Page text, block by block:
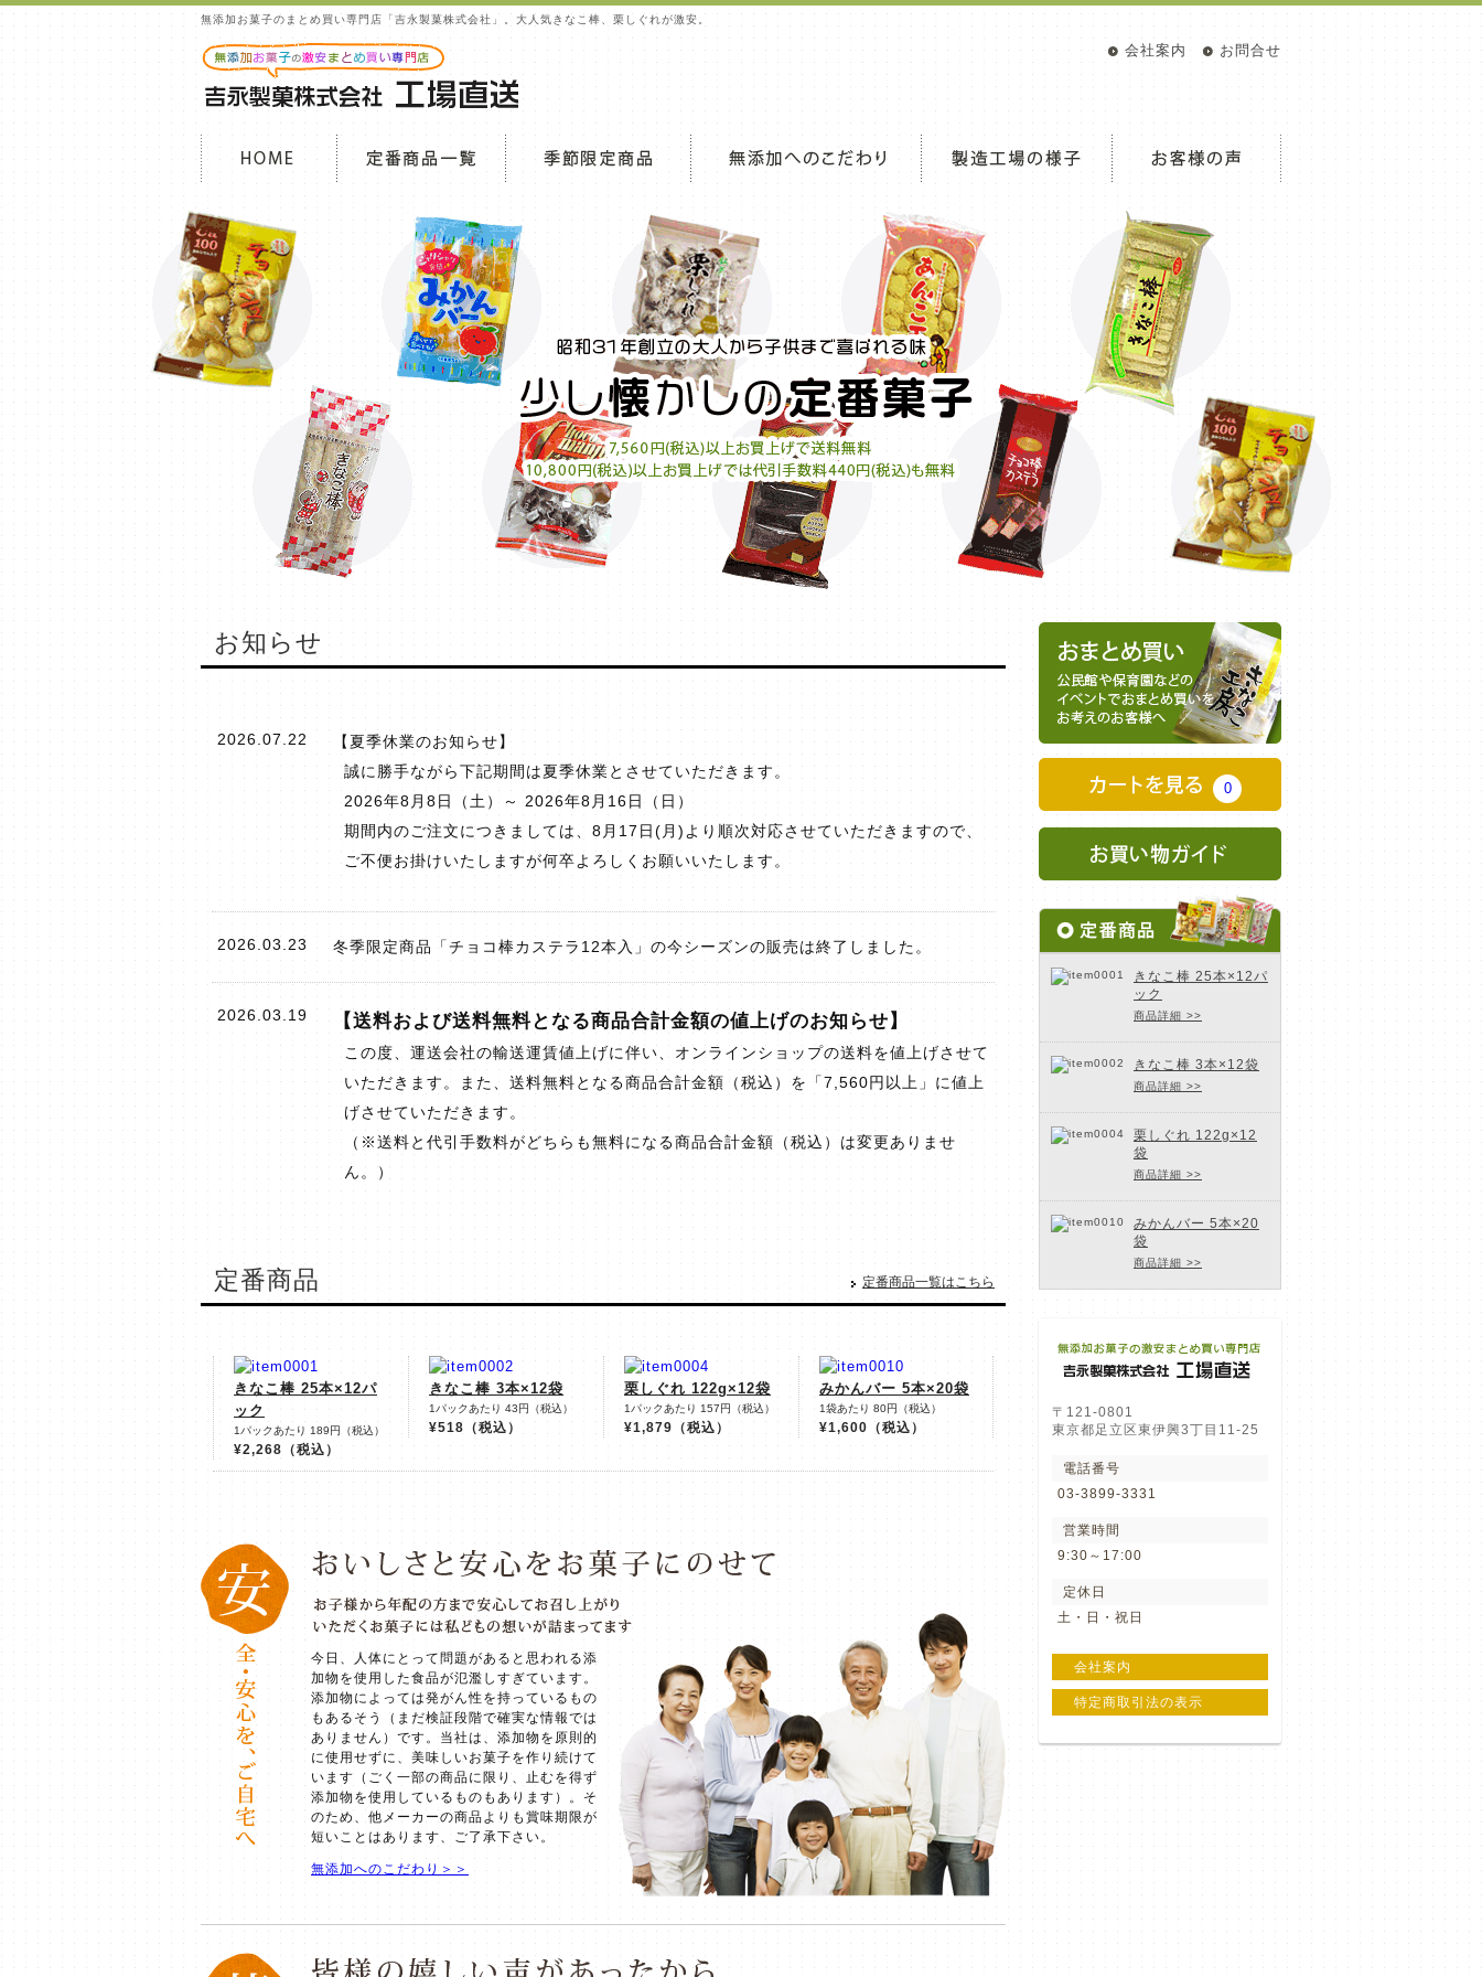
無添加お菓子のまとめ買い専門店「吉永製菓株式会社」。大人気きなこ棒、栗しぐれが激安。
会社案内 お問合せ
お知らせ
2026.07.22
【夏季休業のお知らせ】
誠に勝手ながら下記期間は夏季休業とさせていただきます。
2026年8月8日（土）～ 2026年8月16日（日）
期間内のご注文につきましては、8月17日(月)より順次対応させていただきますので、
ご不便お掛けいたしますが何卒よろしくお願いいたします。
2026.03.23 冬季限定商品「チョコ棒カステラ12本入」の今シーズンの販売は終了しました。
2026.03.19 【送料および送料無料となる商品合計金額の値上げのお知らせ】
この度、運送会社の輸送運賃値上げに伴い、オンラインショップの送料を値上げさせて
いただきます。また、送料無料となる商品合計金額（税込）を「7,560円以上」に値上
げさせていただきます。
（※送料と代引手数料がどちらも無料になる商品合計金額（税込）は変更ありませ
ん。）
定番商品 定番商品一覧はこちら
きなこ棒 25本×12パ
ック
1パックあたり 189円（税込）
¥2,268 （税込）
きなこ棒 3本×12袋
1パックあたり 43円（税込）
¥518 （税込）
栗しぐれ 122g×12袋
1パックあたり 157円（税込）
¥1,879 （税込）
みかんバー 5本×20袋
1袋あたり 80円（税込）
¥1,600 （税込）
今日、人体にとって問題があると思われる添
加物を使用した食品が氾濫しすぎています。
添加物によっては発がん性を持っているもの
もあるそう（まだ検証段階で確実な情報では
ありません）です。当社は、添加物を原則的
に使用せずに、美味しいお菓子を作り続けて
います（ごく一部の商品に限り、止むを得ず
添加物を使用しているものもあります）。そ
のため、他メーカーの商品よりも賞味期限が
短いことはあります、ご了承下さい。
無添加へのこだわり＞＞
0
きなこ棒 25本×12パ
ック
商品詳細 >>
きなこ棒 3本×12袋
商品詳細 >>
栗しぐれ 122g×12
袋
商品詳細 >>
みかんバー 5本×20
袋
商品詳細 >>
〒121-0801
東京都足立区東伊興3丁目11-25
電話番号
03-3899-3331
営業時間
9:30～17:00
定休日
土・日・祝日
会社案内
特定商取引法の表示